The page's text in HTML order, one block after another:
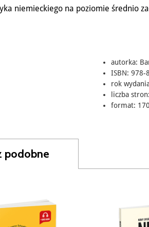
niemieckiego na poziomie średnio
autorka:
ISBN: 978-
rok
liczba
format:
podobne